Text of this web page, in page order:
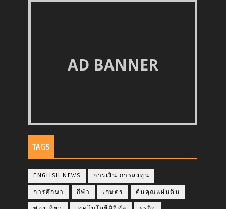
AD BANNER
TAGS
ENGLISH NEWS การเงิน การลงทุน
การศึกษา กีฬา เกษตร คืนคุณแผ่นดิน